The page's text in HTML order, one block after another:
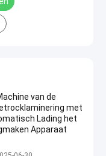
van de
met
Lading het
Apparaat
Automatische Lamin